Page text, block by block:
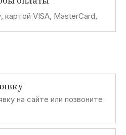
картой VISA, MasterCard,
на сайте или позвоните